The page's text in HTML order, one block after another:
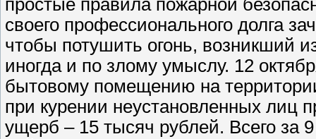
простые правила пожарной
своего профессионального долга
чтобы потушить огонь, возникший
иногда и по злому умыслу. 12
бытовому помещению на
при курении неустановленных лиц
ущерб – 15 тысяч рублей. Всего за